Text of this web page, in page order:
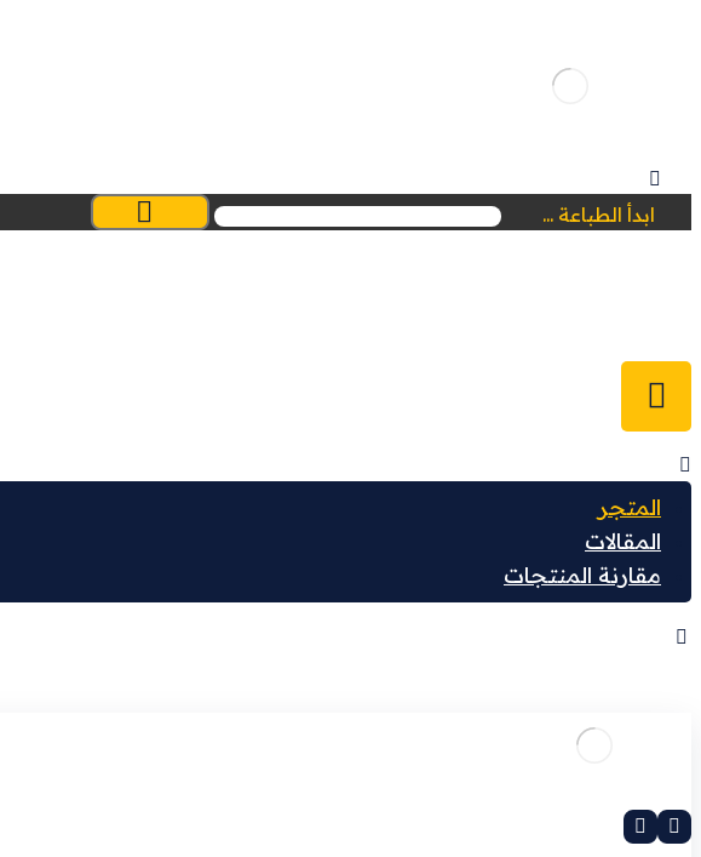
ابدأ الطباعة ...
المتجر
المقالات
مقارنة المنتجات